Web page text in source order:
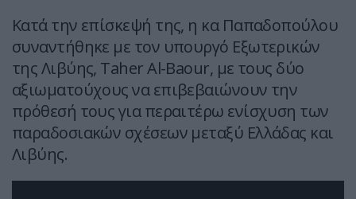
Κατά την επίσκεψή της, η κα Παπαδοπούλου
συναντήθηκε με τον υπουργό Εξωτερικών
της Λιβύης, Taher Al-Baour, με τους δύο
αξιωματούχους να επιβεβαιώνουν την
πρόθεσή τους για περαιτέρω ενίσχυση των
παραδοσιακών σχέσεων μεταξύ Ελλάδας και
Λιβύης.